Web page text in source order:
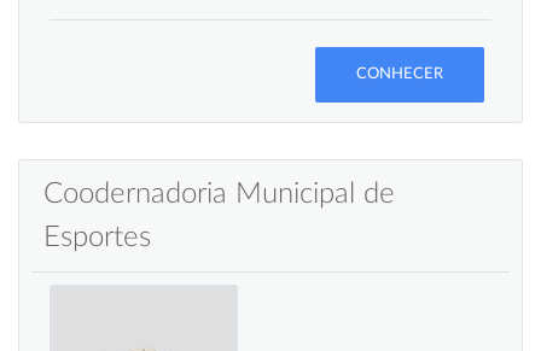
CONHECER
Coodernadoria Municipal de
Esportes